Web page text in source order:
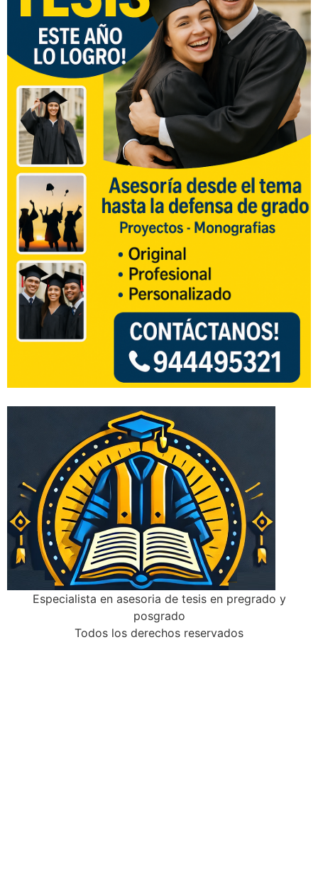
Especialista en asesoria de tesis en pregrado y
posgrado
Todos los derechos reservados